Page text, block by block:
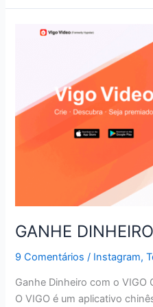
LIMITAR
GANHE
9 Comentários / Instagram,
Ganhe Dinheiro com o VIGO
O VIGO é um aplicativo